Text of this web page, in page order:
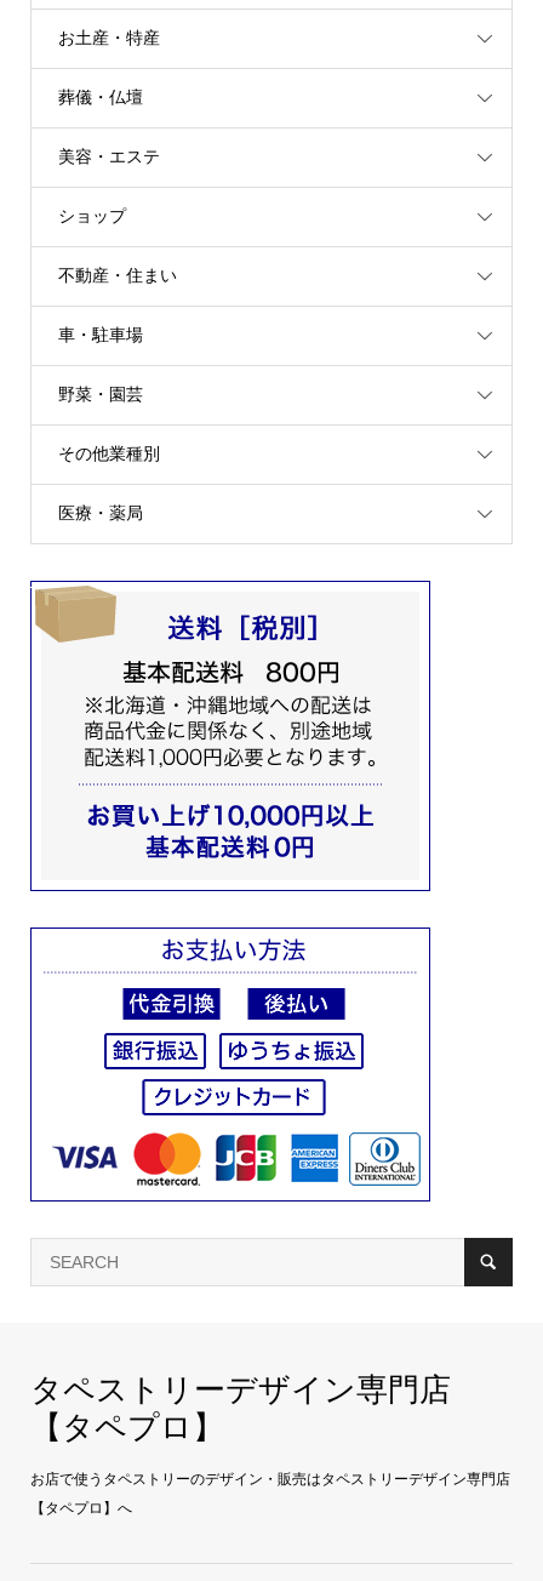
お土産・特産
葬儀・仏壇
美容・エステ
ショップ
不動産・住まい
車・駐車場
野菜・園芸
その他業種別
医療・薬局
タペストリーデザイン専門店
【タペプロ】
お店で使うタペストリーのデザイン・販売はタペストリーデザイン専門店
【タペプロ】へ